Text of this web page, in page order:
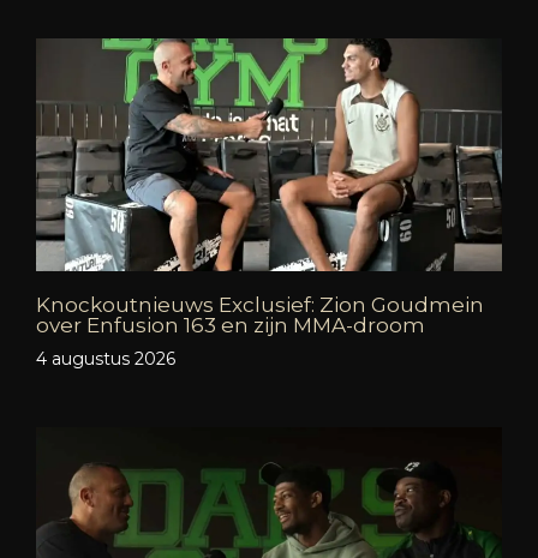
Knockoutnieuws Exclusief: Zion Goudmein
over Enfusion 163 en zijn MMA-droom
4 augustus 2026